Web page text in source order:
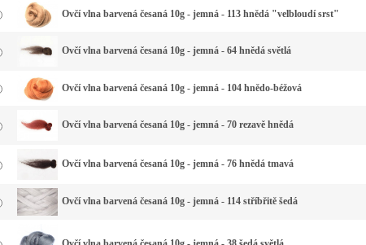
Ovčí vlna barvená česaná 10g - jemná - 113 hnědá "velbloudí srst"
Ovčí vlna barvená česaná 10g - jemná - 64 hnědá světlá
Ovčí vlna barvená česaná 10g - jemná - 104 hnědo-béžová
Ovčí vlna barvená česaná 10g - jemná - 70 rezavě hnědá
Ovčí vlna barvená česaná 10g - jemná - 76 hnědá tmavá
Ovčí vlna barvená česaná 10g - jemná - 114 stříbřitě šedá